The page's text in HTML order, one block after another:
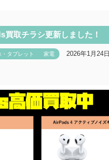
買取チラシ更新しました！
タブレット 家電 2026年1月24日